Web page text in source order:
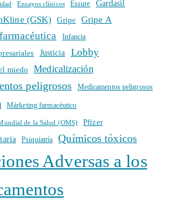
Ensayos clínicos Essure Gardasil
(GSK) Gripe Gripe A
Infancia
Justicia Lobby
miedo Medicalización
peligrosos Medicamentos peligrosos
Márketing farmacéutico
de la Salud (OMS) Pfizer
Psiquiatría Químicos tóxicos
Adversas a los